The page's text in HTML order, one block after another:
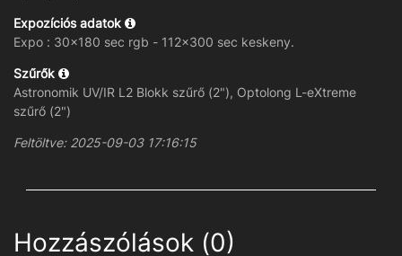
Expozíciós adatok
Expo : 30x180 sec rgb - 112x300 sec keskeny.
Szűrők
Astronomik UV/IR L2 Blokk szűrő (2"), Optolong L-eXtreme
szűrő (2")
Feltöltve: 2025-09-03 17:16:15
Hozzászólások (0)